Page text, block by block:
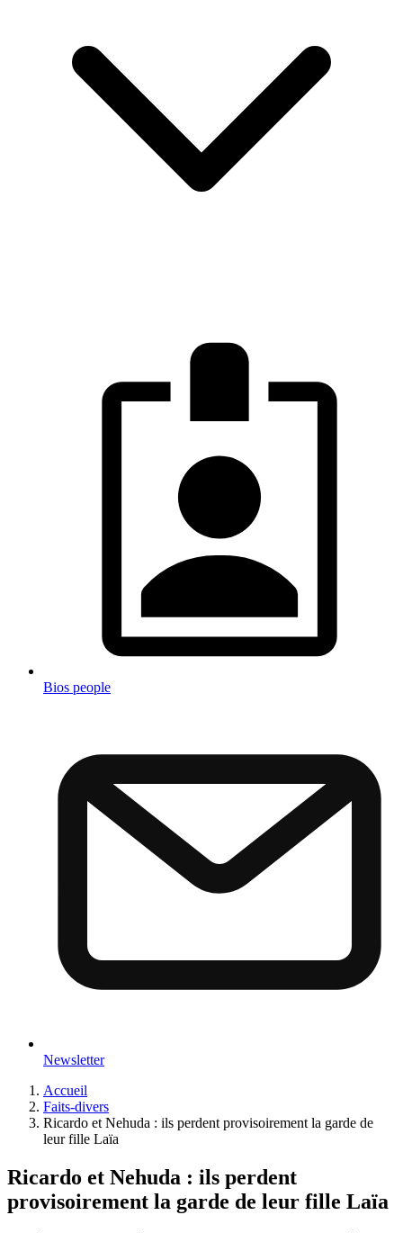
Bios people
Newsletter
Accueil
Faits-divers
Ricardo et Nehuda : ils perdent provisoirement la garde de
leur fille Laïa
Ricardo et Nehuda : ils perdent
provisoirement la garde de leur fille Laïa